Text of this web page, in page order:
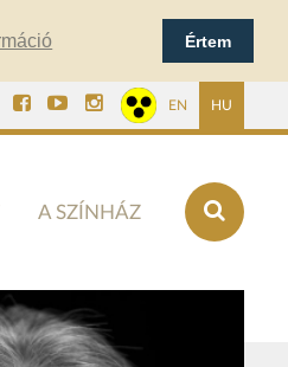
Értem
EN HU
A SZÍNHÁZ